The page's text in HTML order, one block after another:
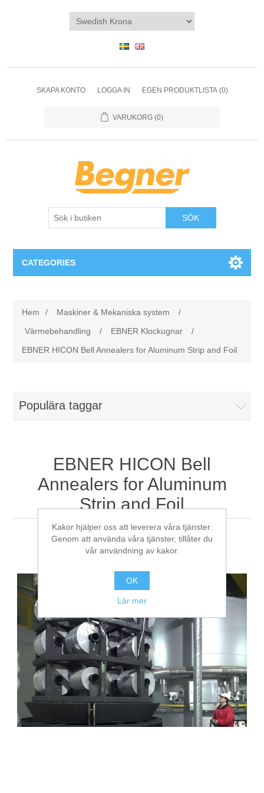
SKAPA KONTO LOGGA IN EGEN PRODUKTLISTA (0)
VARUKORG (0)
SÖK
CATEGORIES
Metallkapning
Värmebehandling
BRAUN Ytslipningsmaskiner
3D-svetsning
Bearbetning av plåt och band
Målnings- och ytbehandlingssystem
Utbildning
Hem / Maskiner & Mekaniska system
/
Värmebehandling
/ EBNER Klockugnar
/
EBNER HICON Bell Annealers for Aluminum Strip and Foil
Populära taggar
EBNER HICON Bell
Annealers for Aluminum
Strip and Foil
HICON bell annealers for high-
capacitance foil
Kakor hjälper oss att leverera våra tjänster.
Genom att använda våra tjänster, tillåter du
vår användning av kakor.
OK
Lär mer